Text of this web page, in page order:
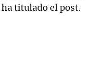
ha titulado el post.